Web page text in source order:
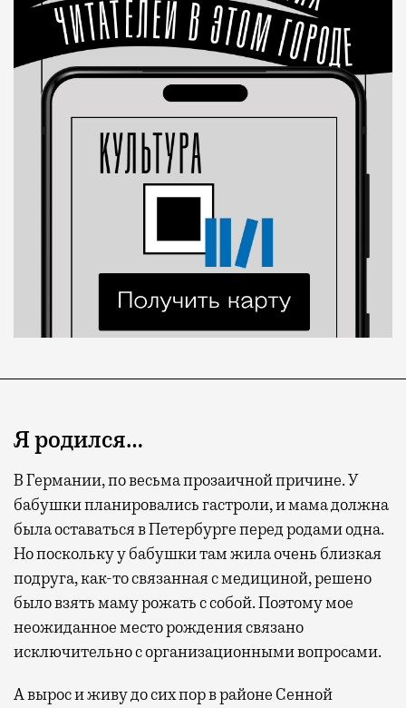
Я родился…
В Германии, по весьма прозаичной причине. У
бабушки планировались гастроли, и мама должна
была оставаться в Петербурге перед родами одна.
Но поскольку у бабушки там жила очень близкая
подруга, как-то связанная с медициной, решено
было взять маму рожать с собой. Поэтому мое
неожиданное место рождения связано
исключительно с организационными вопросами.
А вырос и живу до сих пор в районе Сенной